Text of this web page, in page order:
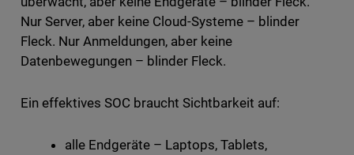
Nur Server, aber keine Cloud-Systeme – blinder
Fleck. Nur Anmeldungen, aber keine
Datenbewegungen – blinder Fleck.
Ein effektives SOC braucht Sichtbarkeit auf:
alle Endgeräte – Laptops, Tablets,